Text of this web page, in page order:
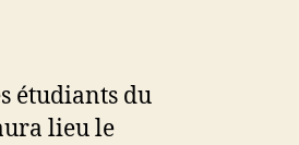
étudiants du
lieu le